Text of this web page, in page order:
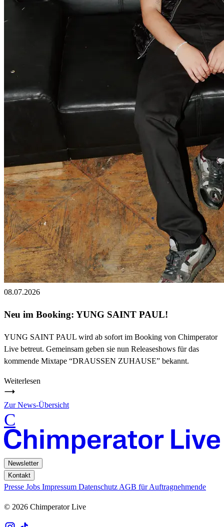
08.07.2026
Neu im Booking: YUNG SAINT PAUL!
YUNG SAINT PAUL wird ab sofort im Booking von Chimperator
Live betreut. Gemeinsam geben sie nun Releaseshows für das
kommende Mixtape “DRAUSSEN ZUHAUSE” bekannt.
Weiterlesen
Zur News-Übersicht
C
Newsletter
Kontakt
Presse Jobs Impressum Datenschutz AGB für Auftragnehmende
© 2026 Chimperator Live